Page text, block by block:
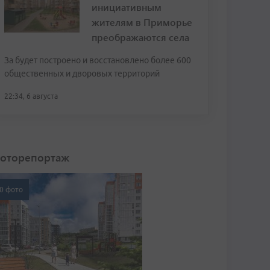
инициативным
жителям в Приморье
преображаются села
За будет построено и восстановлено более 600
общественных и дворовых территорий
22:34, 6 августа
фото